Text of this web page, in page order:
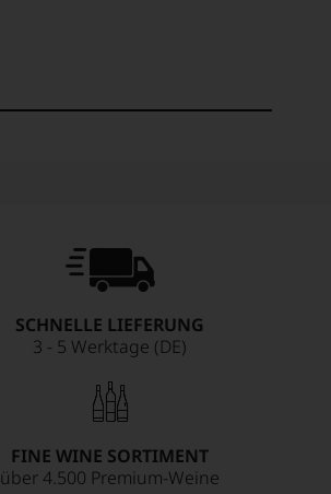
SCHNELLE LIEFERUNG
3 - 5 Werktage (DE)
FINE WINE SORTIMENT
über 4.500 Premium-Weine